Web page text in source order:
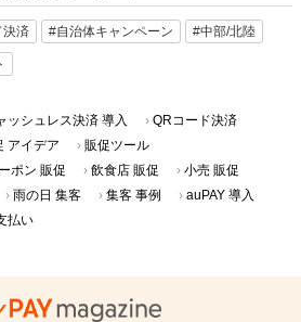
決済 #自治体キャンペーン #中部/北陸
ッシュレス決済 導入
QRコード決済
アイデア
販促ツール
ポン 販促 飲食店 販促
小売 販促
雨の日 集客 集客 事例
auPAY 導入
払い